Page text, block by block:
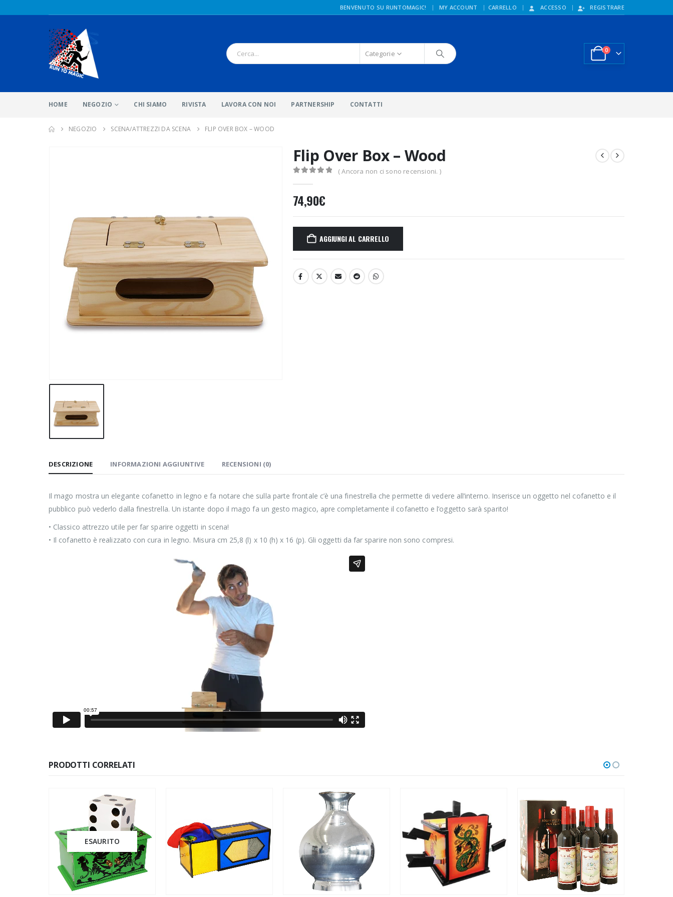
BENVENUTO SU RUNTOMAGIC! | MY ACCOUNT CARRELLO ACCESSO REGISTRARE
Categorie 0
HOME NEGOZIO CHI SIAMO RIVISTA LAVORA CON NOI PARTNERSHIP CONTATTI
NEGOZIO SCENA/ATTREZZI DA SCENA FLIP OVER BOX – WOOD
Flip Over Box – Wood
( Ancora non ci sono recensioni. )
74,90€
AGGIUNGI AL CARRELLO
DESCRIZIONE INFORMAZIONI AGGIUNTIVE RECENSIONI (0)
Il mago mostra un elegante cofanetto in legno e fa notare che sulla parte frontale c’è una finestrella che permette di vedere all’interno. Inserisce un oggetto nel cofanetto e il
pubblico può vederlo dalla finestrella. Un istante dopo il mago fa un gesto magico, apre completamente il cofanetto e l’oggetto sarà sparito!
• Classico attrezzo utile per far sparire oggetti in scena!
• Il cofanetto è realizzato con cura in legno. Misura cm 25,8 (l) x 10 (h) x 16 (p). Gli oggetti da far sparire non sono compresi.
PRODOTTI CORRELATI
ESAURITO